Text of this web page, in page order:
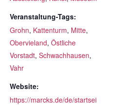
Veranstaltung-Tags:
Grohn, Kattenturm, Mitte,
Obervieland, Östliche
Vorstadt, Schwachhausen,
Vahr
Website:
https://marcks.de/de/startsei